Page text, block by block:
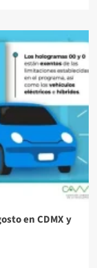
en CDMX y